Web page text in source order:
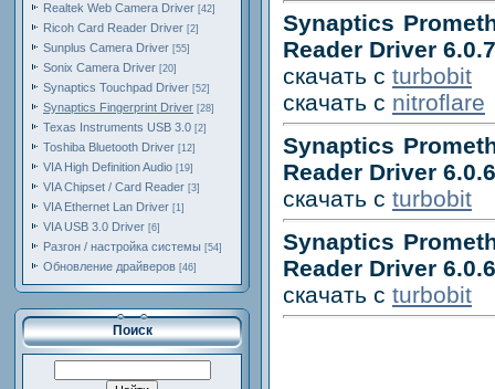
Realtek Web Camera Driver [42]
Ricoh Card Reader Driver [2]
Sunplus Camera Driver [55]
Sonix Camera Driver [20]
Synaptics Touchpad Driver [52]
Synaptics Fingerprint Driver [28]
Texas Instruments USB 3.0 [2]
Toshiba Bluetooth Driver [12]
VIA High Definition Audio [19]
VIA Chipset / Card Reader [3]
VIA Ethernet Lan Driver [1]
VIA USB 3.0 Driver [6]
Разгон / настройка системы [54]
Обновление драйверов [46]
Поиск
Synaptics
Reader Driver
скачать с turbobit
скачать с nitroflare
Synaptics
Reader Driver
скачать с turbobit
Synaptics
Reader Driver
скачать с turbobit